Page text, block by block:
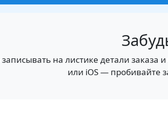
на листике детали
или iOS — пробивайте